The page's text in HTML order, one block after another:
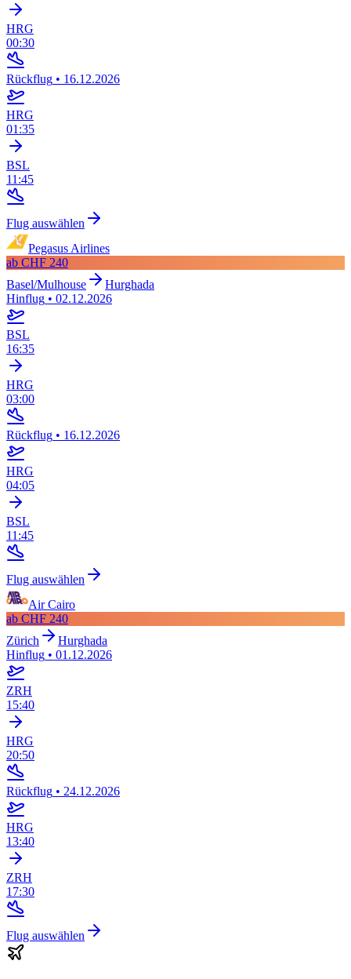
HRG
00:30
Rückflug • 16.12.2026
HRG
01:35
BSL
11:45
Flug auswählen
Pegasus Airlines
ab CHF 240
Basel/Mulhouse
Hurghada
Hinflug • 02.12.2026
BSL
16:35
HRG
03:00
Rückflug • 16.12.2026
HRG
04:05
BSL
11:45
Flug auswählen
Air Cairo
ab CHF 240
Zürich
Hurghada
Hinflug • 01.12.2026
ZRH
15:40
HRG
20:50
Rückflug • 24.12.2026
HRG
13:40
ZRH
17:30
Flug auswählen